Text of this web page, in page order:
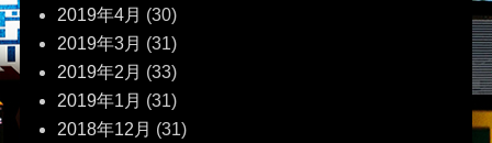
2019年4月 (30)
2019年3月 (31)
2019年2月 (33)
2019年1月 (31)
2018年12月 (31)